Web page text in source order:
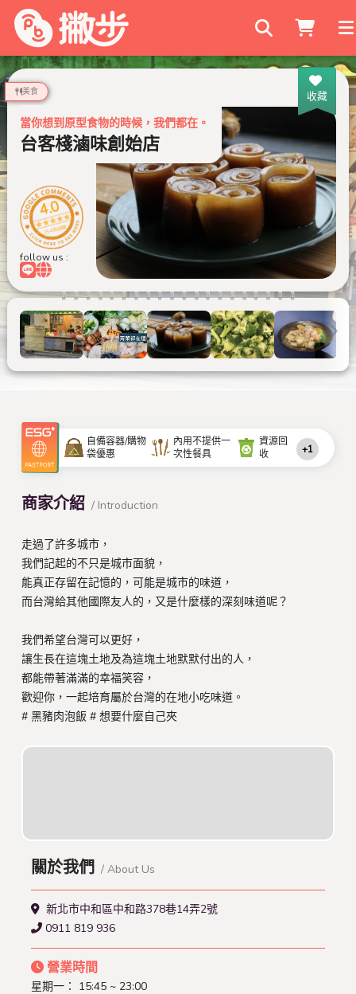
搜尋商家
收藏
美食
當你想到原型食物的時候，我們都在。
台客棧滷味創始店
4.0
254 則評論
follow us :
自備容器/購物
袋優惠
內用不提供一
次性餐具
資源回
收
+1
商家介紹 / Introduction
走過了許多城市，
我們記起的不只是城市面貌，
能真正存留在記憶的，可能是城市的味道，
而台灣給其他國際友人的，又是什麼樣的深刻味道呢？
我們希望台灣可以更好，
讓生長在這塊土地及為這塊土地默默付出的人，
都能帶著滿滿的幸福笑容，
歡迎你，一起培育屬於台灣的在地小吃味道。
# 黑豬肉泡飯 # 想要什麼自己夾
關於我們 / About Us
新北市中和區中和路378巷14弄2號
0911 819 936
營業時間
星期一： 15:45 ~ 23:00